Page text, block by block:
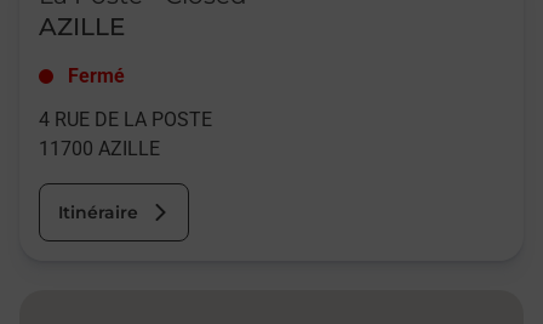
AZILLE
Fermé
4 RUE DE LA POSTE
11700 AZILLE
Itinéraire